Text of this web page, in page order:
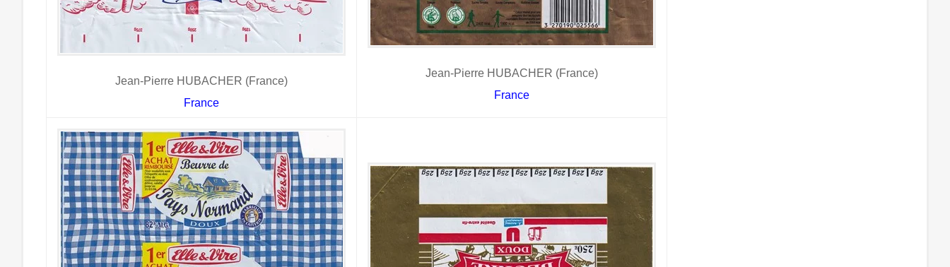
Jean-Pierre HUBACHER (France)
France
Jean-Pierre HUBACHER (France)
France